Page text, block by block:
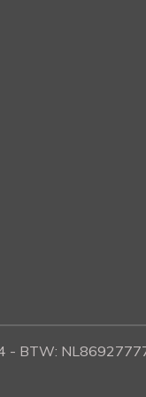
- BTW: